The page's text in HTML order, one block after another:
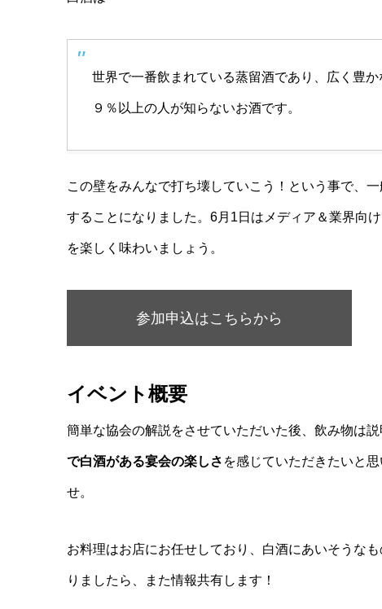
世界で一番飲まれている蒸留酒であり、広く豊
９％以上の人が知らないお酒です。
この壁をみんなで打ち壊していこう！という事で、
することになりました。6月1日はメディア＆業界向
を楽しく味わいましょう。
参加申込はこちらから
イベント概要
簡単な協会の解説をさせていただいた後、飲み物は
で白酒がある宴会の楽しさ を感じていただきたいと
せ。
お料理はお店にお任せしており、白酒にあいそうな
りましたら、また情報共有します！